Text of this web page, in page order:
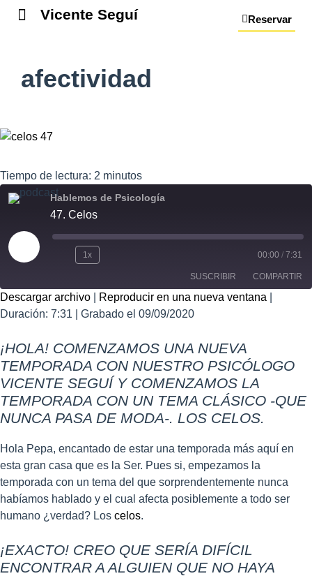
Vicente Seguí Reservar
afectividad
Tiempo de lectura: 2 minutos
Hablemos de Psicología
47. Celos
1x 00:00 / 7:31
SUSCRIBIR COMPARTIR
COMPART
ENLACE
INCRUSTA
R
Descargar archivo Reproducir en una nueva ventana
Duración: 7:31
Grabado el 09/09/2020
¡HOLA! COMENZAMOS UNA NUEVA
TEMPORADA CON NUESTRO PSICÓLOGO
VICENTE SEGUÍ Y COMENZAMOS LA
TEMPORADA CON UN TEMA CLÁSICO -QUE
NUNCA PASA DE MODA-. LOS CELOS.
Hola Pepa, encantado de estar una temporada más aquí en
esta gran casa que es la Ser. Pues si, empezamos la
temporada con un tema del que sorprendentemente nunca
habíamos hablado y el cual afecta posiblemente a todo ser
humano ¿verdad? Los celos.
¡EXACTO! CREO QUE SERÍA DIFÍCIL
ENCONTRAR A ALGUIEN QUE NO HAYA